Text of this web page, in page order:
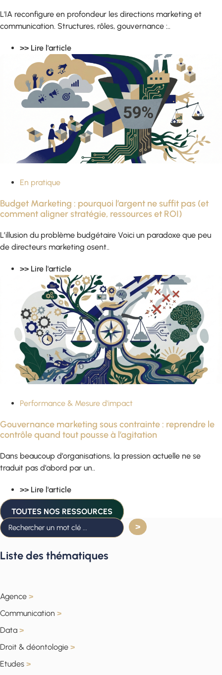
L'IA reconfigure en profondeur les directions marketing et
communication. Structures, rôles, gouvernance :..
>> Lire l'article
En pratique
Budget Marketing : pourquoi l’argent ne suffit pas (et
comment aligner stratégie, ressources et ROI)
L’illusion du problème budgétaire Voici un paradoxe que peu
de directeurs marketing osent..
>> Lire l'article
Performance & Mesure d'impact
Gouvernance marketing sous contrainte : reprendre le
contrôle quand tout pousse à l’agitation
Dans beaucoup d’organisations, la pression actuelle ne se
traduit pas d’abord par un..
>> Lire l'article
TOUTES NOS RESSOURCES
Liste des thématiques
Agence >
Communication >
Data >
Droit & déontologie >
Etudes >